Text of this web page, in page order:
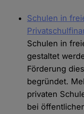
Schulen in
Schulen in
gestaltet
Förderung
begründet.
privaten
bei